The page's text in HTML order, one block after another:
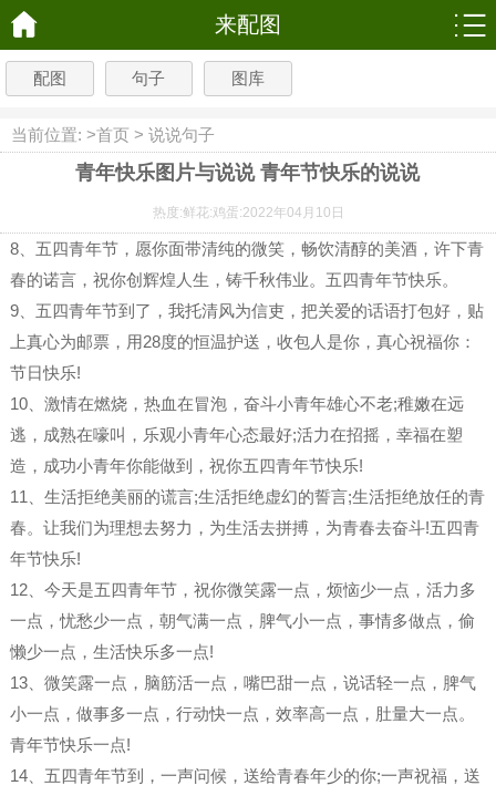
来配图
配图 句子 图库
当前位置: >首页 > 说说句子
青年快乐图片与说说 青年节快乐的说说
热度:鲜花:鸡蛋:2022年04月10日
8、五四青年节，愿你面带清纯的微笑，畅饮清醇的美酒，许下青
春的诺言，祝你创辉煌人生，铸千秋伟业。五四青年节快乐。
9、五四青年节到了，我托清风为信吏，把关爱的话语打包好，贴
上真心为邮票，用28度的恒温护送，收包人是你，真心祝福你：
节日快乐!
10、激情在燃烧，热血在冒泡，奋斗小青年雄心不老;稚嫩在远
逃，成熟在嚎叫，乐观小青年心态最好;活力在招摇，幸福在塑
造，成功小青年你能做到，祝你五四青年节快乐!
11、生活拒绝美丽的谎言;生活拒绝虚幻的誓言;生活拒绝放任的青
春。让我们为理想去努力，为生活去拼搏，为青春去奋斗!五四青
年节快乐!
12、今天是五四青年节，祝你微笑露一点，烦恼少一点，活力多
一点，忧愁少一点，朝气满一点，脾气小一点，事情多做点，偷
懒少一点，生活快乐多一点!
13、微笑露一点，脑筋活一点，嘴巴甜一点，说话轻一点，脾气
小一点，做事多一点，行动快一点，效率高一点，肚量大一点。
青年节快乐一点!
14、五四青年节到，一声问候，送给青春年少的你;一声祝福，送